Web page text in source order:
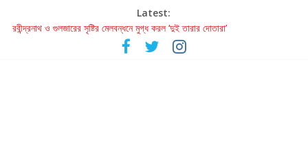
Latest:
রবীন্দ্রনাথ ও গুলজারের সৃষ্টির মেলবন্ধনে মুগ্ধ করল ‘দুই তারার দোতারা’
কলের গান থেকে রীলস্ — বাঙালির গান শোনার বিবর্তনের গল্প